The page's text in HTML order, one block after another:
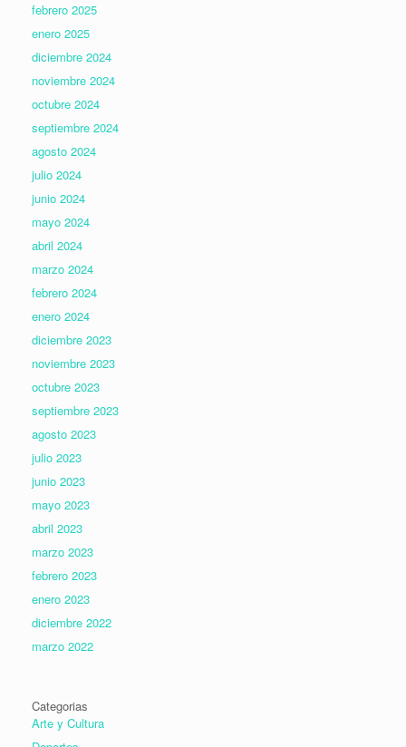
febrero 2025
enero 2025
diciembre 2024
noviembre 2024
octubre 2024
septiembre 2024
agosto 2024
julio 2024
junio 2024
mayo 2024
abril 2024
marzo 2024
febrero 2024
enero 2024
diciembre 2023
noviembre 2023
octubre 2023
septiembre 2023
agosto 2023
julio 2023
junio 2023
mayo 2023
abril 2023
marzo 2023
febrero 2023
enero 2023
diciembre 2022
marzo 2022
Categorias
Arte y Cultura